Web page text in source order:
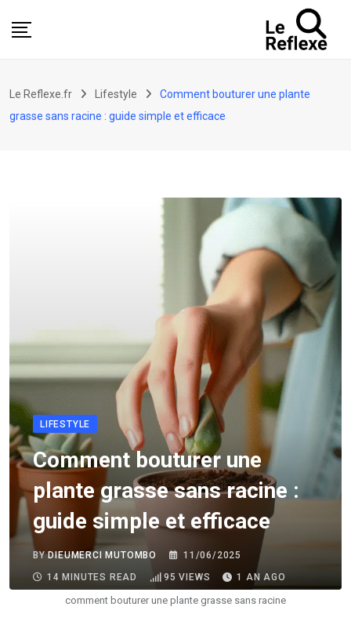
Le Reflexe.fr Lifestyle
Comment bouturer une plante
grasse sans racine : guide simple et efficace
LIFESTYLE
Comment bouturer une
plante grasse sans racine :
guide simple et efficace
BYDIEUMERCI MUTOMBO
11/06/2025
14 MINUTES READ
95 VIEWS 1 AN AGO
comment bouturer une plante grasse sans racine